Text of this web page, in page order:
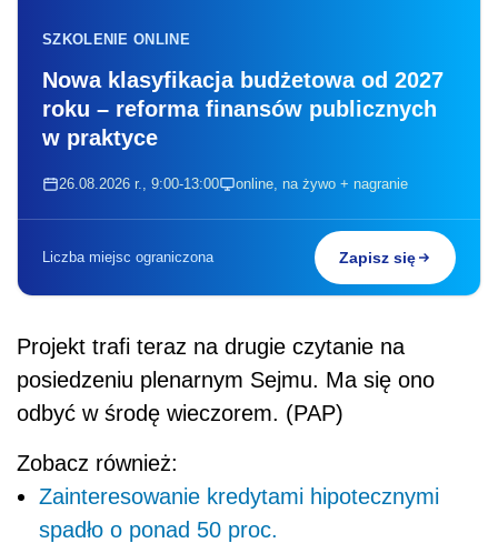
SZKOLENIE ONLINE
Nowa klasyfikacja budżetowa od 2027
roku – reforma finansów publicznych
w praktyce
26.08.2026 r., 9:00-13:00 online, na żywo + nagranie
Liczba miejsc ograniczona Zapisz się
Projekt trafi teraz na drugie czytanie na
posiedzeniu plenarnym Sejmu. Ma się ono
odbyć w środę wieczorem. (PAP)
Zobacz również:
Zainteresowanie kredytami hipotecznymi
spadło o ponad 50 proc.